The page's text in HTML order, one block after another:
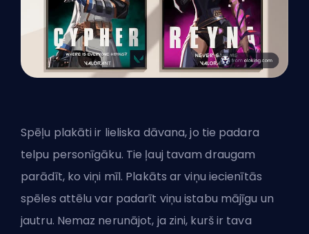
Spēļu plakāti ir lieliska dāvana, jo tie padara
telpu personīgāku. Tie ļauj tavam draugam
parādīt, ko viņi mīl. Plakāts ar viņu iecienītās
spēles attēlu var padarīt viņu istabu mājīgu un
jautru. Nemaz nerunājot, ja zini, kurš ir tava